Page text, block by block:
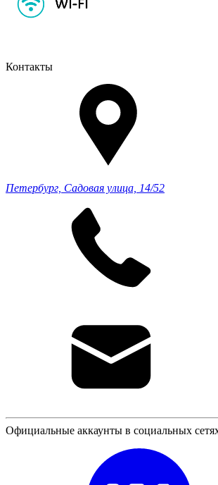
Контакты
Петербург, Садовая улица, 14/52
Официальные аккаунты в социальных